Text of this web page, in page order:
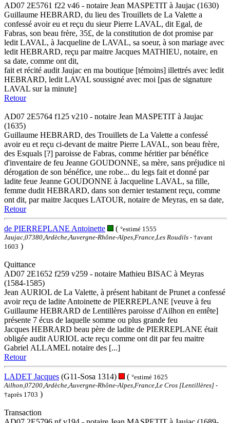
AD07 2E5761 f22 v46 - notaire Jean MASPETIT à Jaujac (1630)
Guillaume HEBRARD, du lieu des Trouillets de La Valette a
confessé avoir eu et reçu du sieur Pierre LAVAL, dit Egal, de
Fabras, son beau frère, 35£, de la constitution de dot promise par
ledit LAVAL, à Jacqueline de LAVAL, sa soeur, à son mariage avec
ledit HEBRARD, reçu par maitre Jacques MATHIEU, notaire, en
sa date, comme ont dit,
fait et récité audit Jaujac en ma boutique [témoins] illettrés avec ledit
HEBRARD, ledit LAVAL soussigné avec moi [pas de signature
LAVAL sur la minute]
Retour
AD07 2E5764 f125 v210 - notaire Jean MASPETIT à Jaujac
(1635)
Guillaume HEBRARD, des Trouillets de La Valette a confessé
avoir eu et reçu ci-devant de maitre Pierre LAVAL, son beau frère,
des Esquals [?] paroisse de Fabras, comme héritier par bénéfice
d'inventaire de feu Jeanne GOUDONNE, sa mère, sans préjudice ni
dérogation de son bénéfice, une robe... du legs fait et donné par
ladite feue Jeanne GOUDONNE à Jacqueline LAVAL, sa fille,
femme dudit HEBRARD, dans son dernier testament reçu, comme
ont dit, par maitre Jacques LATOUR, notaire de Meyras, en sa date,
Retour
de PIERREPLANE Antoinette ( °estimé 1555
Jaujac,07380,Ardèche,Auvergne-Rhône-Alpes,France,Les Roudils - †avant
1603 )
Quittance
AD07 2E1652 f259 v259 - notaire Mathieu BISAC à Meyras
(1584-1585)
Jean AURIOL de La Valette, à présent habitant de Prunet a confessé
avoir reçu de ladite Antoinette de PIERREPLANE [veuve à feu
Guillaume HEBRARD de Lentillères paroisse d'Ailhon en entête]
présente 7 écus de laquelle somme ou plus grande feu
Jacques HEBRARD beau père de ladite de PIERREPLANE était
obligée audit AURIOL acte reçu comme ont dit par feu maitre
Gabriel ALLAMEL notaire des [...]
Retour
LADET Jacques (G11-Sosa 1314) ( °estimé 1625
Ailhon,07200,Ardèche,Auvergne-Rhône-Alpes,France,Le Cros [Lentillères] -
†après 1703 )
Transaction